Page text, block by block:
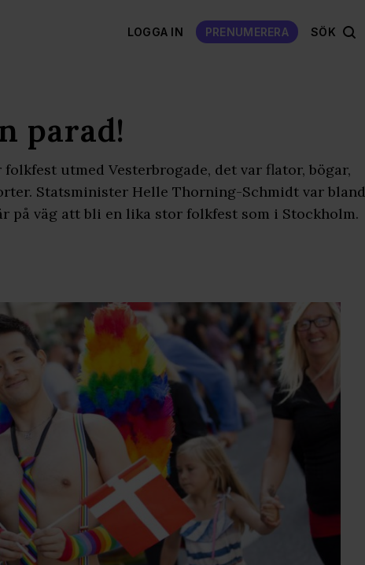
LOGGA IN PRENUMERERA SÖK
parad!
utmed Vesterbrogade, det var flator, bögar,
Statsminister Helle Thorning-Schmidt var bland
på väg att bli en lika stor folkfest som i Stockholm.